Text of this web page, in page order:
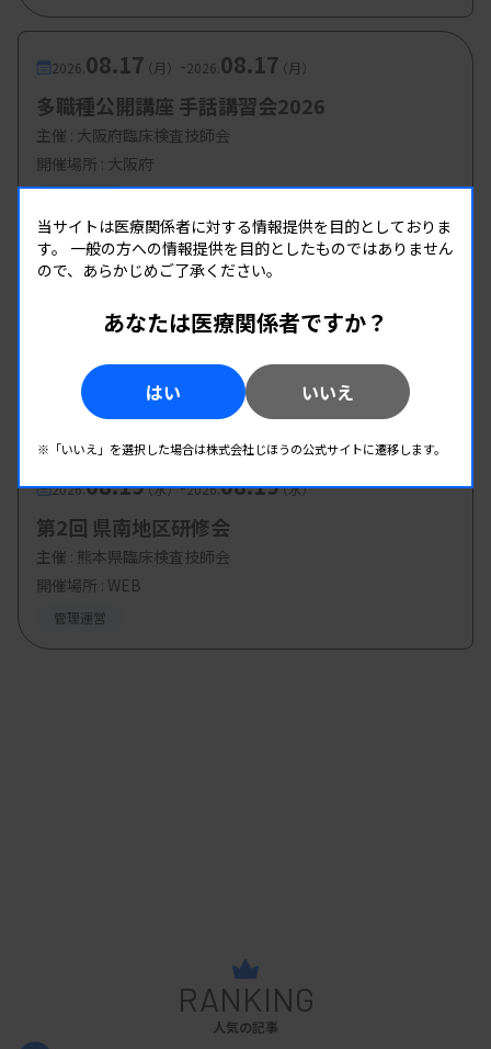
2026. 08.17（月） -2026. 08.17（月）
多職種公開講座 手話講習会2026
主催 : 大阪府臨床検査技師会
開催場所 : 大阪府
2026.08.19（水）-2026. 08.19
第1回臨床検査総合部門研修会
開催場所 : WEB
管理運営
2026.08.19（水）-2026.08.19（水）
第2回 県南地区研修会
主催 : 熊本県臨床検査技師会
開催場所 : WEB
管理運営
RANKING
人気の記事
当サイトは医療関係者に対する情報提供を目的としておりま
す。 一般の方への情報提供を目的としたものではありません
ので、あらかじめご了承ください。
あなたは医療関係者ですか？
はい いいえ
※「いいえ」を選択した場合は株式会社じほうの公式サイトに遷移します。